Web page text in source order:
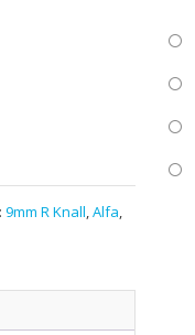
9mm R Knall,Alfa,